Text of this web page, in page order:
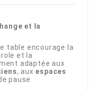
et la
table encourage la
et la
adaptée aux
, aux espaces
pause